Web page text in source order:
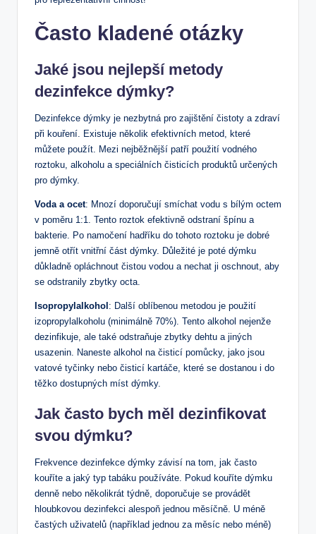
Často kladené otázky
Jaké jsou nejlepší metody
dezinfekce dýmky?
Dezinfekce dýmky je nezbytná pro zajištění čistoty a zdraví
při kouření. Existuje několik efektivních metod, které
můžete použít. Mezi nejběžnější patří použití vodného
roztoku, alkoholu a speciálních čisticích produktů určených
pro dýmky.
Voda a ocet: Mnozí doporučují smíchat vodu s bílým octem
v poměru 1:1. Tento roztok efektivně odstraní špínu a
bakterie. Po namočení hadříku do tohoto roztoku je dobré
jemně otřít vnitřní část dýmky. Důležité je poté dýmku
důkladně opláchnout čistou vodou a nechat ji oschnout, aby
se odstranily zbytky octa.
Isopropylalkohol : Další oblíbenou metodou je použití
izopropylalkoholu (minimálně 70%). Tento alkohol nejenže
dezinfikuje, ale také odstraňuje zbytky dehtu a jiných
usazenin. Naneste alkohol na čisticí pomůcky, jako jsou
vatové tyčinky nebo čisticí kartáče, které se dostanou i do
těžko dostupných míst dýmky.
Jak často bych měl dezinfikovat
svou dýmku?
Frekvence dezinfekce dýmky závisí na tom, jak často
kouříte a jaký typ tabáku používáte. Pokud kouříte dýmku
denně nebo několikrát týdně, doporučuje se provádět
hloubkovou dezinfekci alespoň jednou měsíčně. U méně
častých uživatelů (například jednou za měsíc nebo méně)